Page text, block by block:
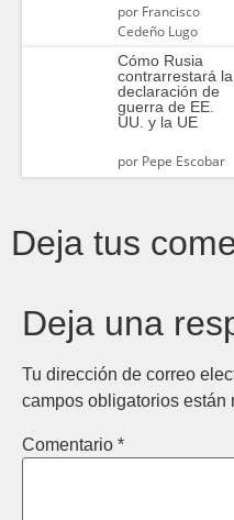
porFrancisco
Cedeño Lugo
Cómo Rusia
contrarrestará la
declaración de
guerra de EE.
UU. y la UE
porPepe Escobar
Deja tus
Deja una
Tu dirección de correo
campos obligatorios están
Comentario *